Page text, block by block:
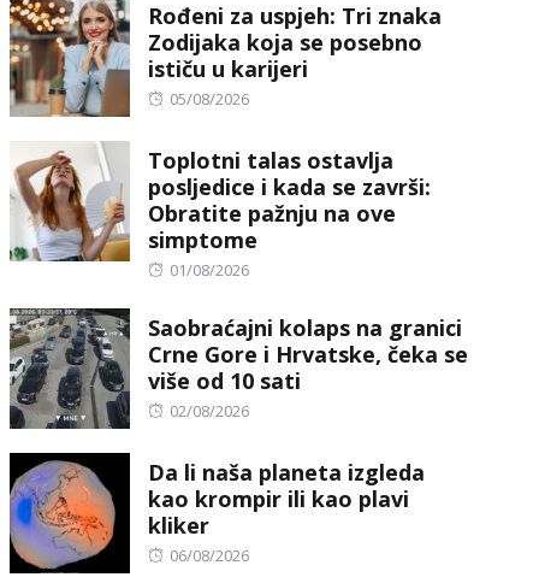
Rođeni za uspjeh: Tri znaka
Zodijaka koja se posebno
ističu u karijeri
Posted
05/08/2026
Toplotni talas ostavlja
posljedice i kada se završi:
Obratite pažnju na ove
simptome
Posted
01/08/2026
Saobraćajni kolaps na granici
Crne Gore i Hrvatske, čeka se
više od 10 sati
Posted
02/08/2026
Da li naša planeta izgleda
kao krompir ili kao plavi
kliker
Posted
06/08/2026